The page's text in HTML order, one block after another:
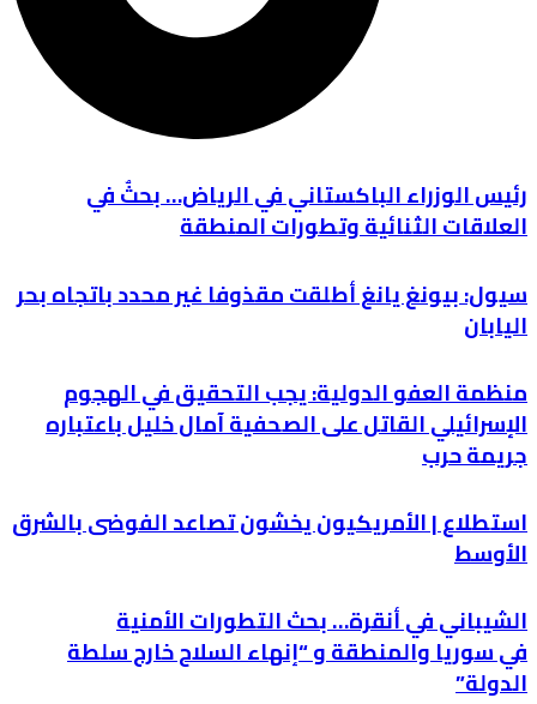
رئيس الوزراء الباكستاني في الرياض… بحثٌ في
العلاقات الثنائية وتطورات المنطقة
سيول: بيونغ يانغ أطلقت مقذوفا غير محدد باتجاه بحر
اليابان
منظمة العفو الدولية: يجب التحقيق في الهجوم
الإسرائيلي القاتل على الصحفية آمال خليل باعتباره
جريمة حرب
استطلاع | الأمريكيون يخشون تصاعد الفوضى بالشرق
الأوسط
الشيباني في أنقرة… بحث التطورات الأمنية
في سوريا والمنطقة و “إنهاء السلاح خارج سلطة
الدولة”